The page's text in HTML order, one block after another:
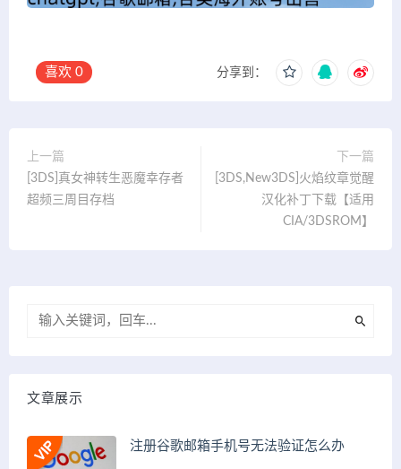
喜欢 0 分享到：
上一篇
[3DS]真女神转生恶魔幸存者
超频三周目存档
下一篇
[3DS,New3DS]火焰纹章觉醒
汉化补丁下载【适用
CIA/3DSROM】
文章展示
注册谷歌邮箱手机号无法验证怎么办